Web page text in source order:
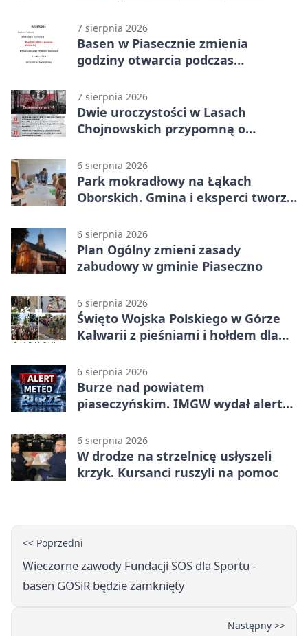
7 sierpnia 2026
Basen w Piasecznie zmienia
godziny otwarcia podczas
7 sierpnia 2026
Dwie uroczystości w Lasach
Chojnowskich przypomną o
6 sierpnia 2026
Park mokradłowy na Łąkach
Oborskich. Gmina i eksperci tworzą
6 sierpnia 2026
Plan Ogólny zmieni zasady
zabudowy w gminie Piaseczno
6 sierpnia 2026
Święto Wojska Polskiego w Górze
Kalwarii z pieśniami i hołdem dla
6 sierpnia 2026
Burze nad powiatem
piaseczyńskim. IMGW wydał alert
6 sierpnia 2026
W drodze na strzelnicę usłyszeli
krzyk. Kursanci ruszyli na pomoc
<< Poprzedni
Wieczorne zawody Fundacji SOS dla Sportu -
basen GOSiR będzie zamknięty
Następny >>